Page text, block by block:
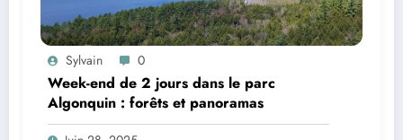
Sylvain 0
Week-end de 2 jours dans le parc
Algonquin : forêts et panoramas